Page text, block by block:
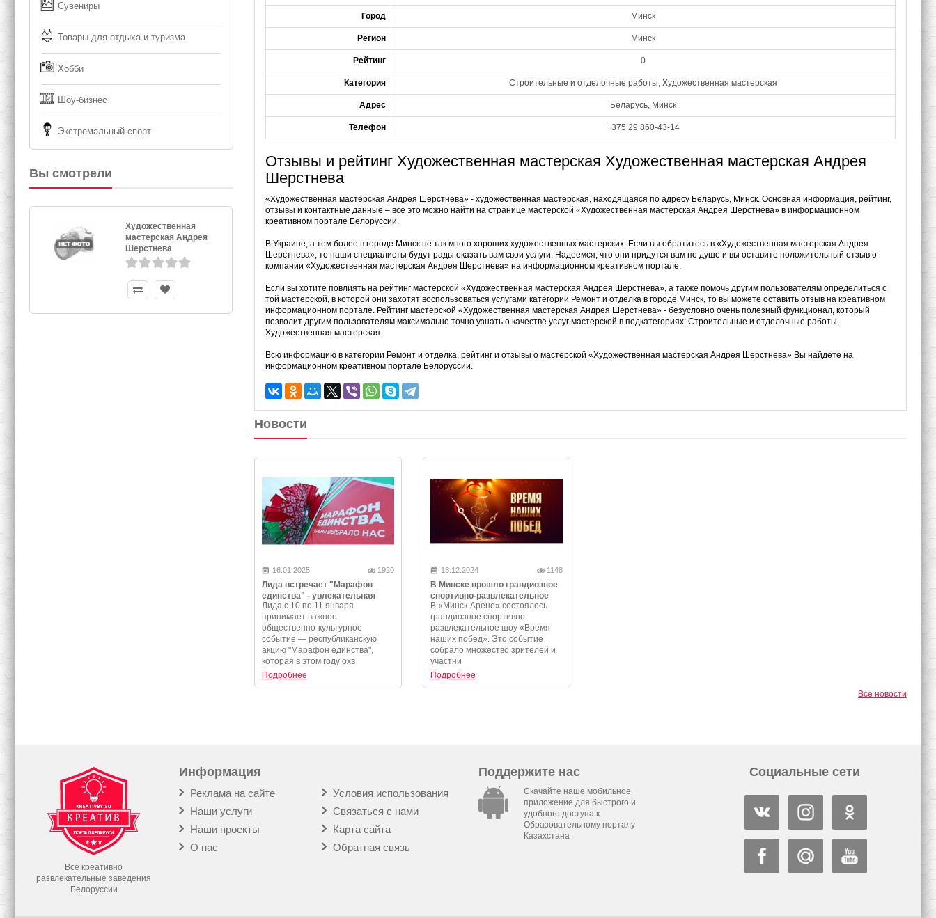
Сувениры
Товары для отдыха и туризма
Хобби
Шоу-бизнес
Экстремальный спорт
Вы смотрели
Художественная
мастерская Андрея
Шерстнева
Город Минск
Регион Минск
Рейтинг 0
Категория Строительные и отделочные работы, Художественная мастерская
Адрес Беларусь, Минск
Телефон +375 29 860-43-14
Отзывы и рейтинг Художественная мастерская Художественная мастерская Андрея
Шерстнева
«Художественная мастерская Андрея Шерстнева» - художественная мастерская, находящаяся по адресу Беларусь, Минск. Основная информация, рейтинг,
отзывы и контактные данные – всё это можно найти на странице мастерской «Художественная мастерская Андрея Шерстнева» в информационном
креативном портале Белоруссии.
В Украине, а тем более в городе Минск не так много хороших художественных мастерских. Если вы обратитесь в «Художественная мастерская Андрея
Шерстнева», то наши специалисты будут рады оказать вам свои услуги. Надеемся, что они придутся вам по душе и вы оставите положительный отзыв о
компании «Художественная мастерская Андрея Шерстнева» на информационном креативном портале.
Если вы хотите повлиять на рейтинг мастерской «Художественная мастерская Андрея Шерстнева», а также помочь другим пользователям определиться с
той мастерской, в которой они захотят воспользоваться услугами категории Ремонт и отделка в городе Минск, то вы можете оставить отзыв на креативном
информационном портале. Рейтинг мастерской «Художественная мастерская Андрея Шерстнева» - безусловно очень полезный функционал, который
позволит другим пользователям максимально точно узнать о качестве услуг мастерской в подкатегориях: Строительные и отделочные работы,
Художественная мастерская.
Всю информацию в категории Ремонт и отделка, рейтинг и отзывы о мастерской «Художественная мастерская Андрея Шерстнева» Вы найдете на
информационном креативном портале Белоруссии.
Новости
16.01.2025 1920
Лида встречает "Марафон
единства" - увлекательная
программа и незабываемые
события
Лида с 10 по 11 января
принимает важное
общественно-культурное
событие — республиканскую
акцию "Марафон единства",
которая в этом году охв
Подробнее
13.12.2024 1148
В Минске прошло грандиозное
спортивно-развлекательное
шоу «Время наших побед»
В «Минск-Арене» состоялось
грандиозное спортивно-
развлекательное шоу «Время
наших побед». Это событие
собрало множество зрителей и
участни
Подробнее
Все новости
Все креативно
развлекательные заведения
Белоруссии
Информация
Реклама на сайте
Наши услуги
Наши проекты
О нас
Условия использования
Связаться с нами
Карта сайта
Обратная связь
Поддержите нас
Скачайте наше мобильное
приложение для быстрого и
удобного доступа к
Образовательному порталу
Казахстана
Социальные сети